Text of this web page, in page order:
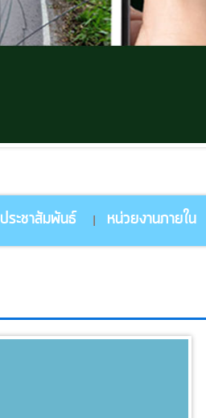
ระชาสัมพันธ์ หน่วยงานภายใน